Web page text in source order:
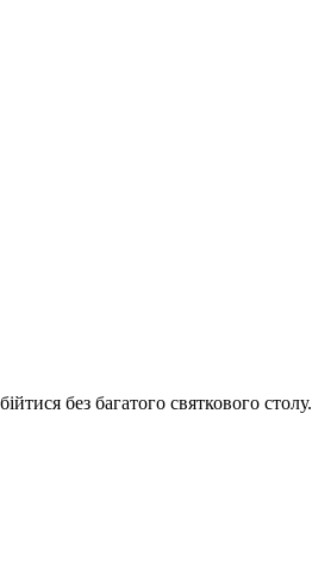
без багатого святкового столу.